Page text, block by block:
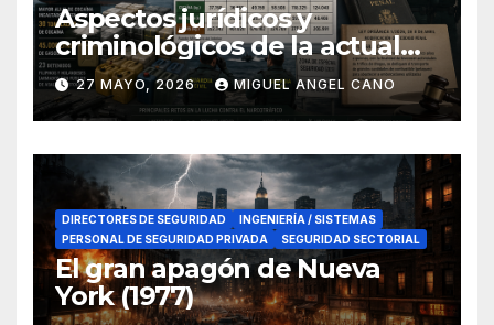
Aspectos jurídicos y
criminológicos de la actual
lucha contra el narcotráfico
en el sur de España
27 MAYO, 2026 MIGUEL ANGEL CANO
DIRECTORES DE SEGURIDAD
INGENIERÍA / SISTEMAS
PERSONAL DE SEGURIDAD PRIVADA
SEGURIDAD SECTORIAL
El gran apagón de Nueva
York (1977)